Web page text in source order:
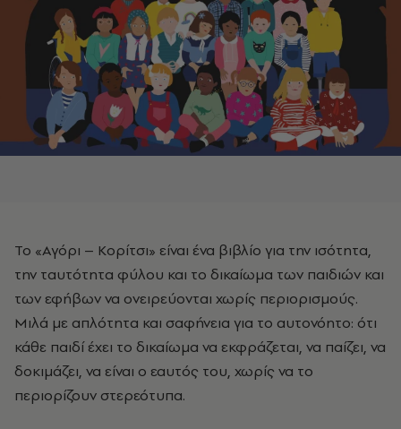
Το «Αγόρι – Κορίτσι» είναι ένα βιβλίο για την ισότητα,
την ταυτότητα φύλου και το δικαίωμα των παιδιών και
των εφήβων να ονειρεύονται χωρίς περιορισμούς.
Μιλά με απλότητα και σαφήνεια για το αυτονόητο: ότι
κάθε παιδί έχει το δικαίωμα να εκφράζεται, να παίζει, να
δοκιμάζει, να είναι ο εαυτός του, χωρίς να το
περιορίζουν στερεότυπα.